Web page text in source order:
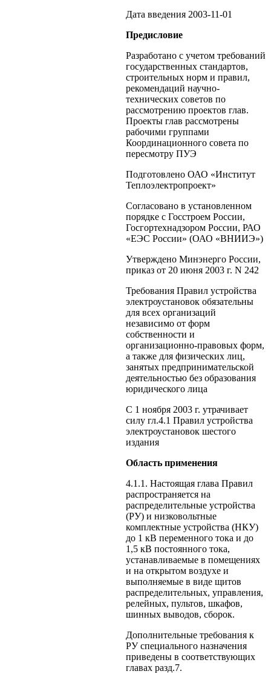
Дата введения 2003-11-01
Предисловие
Разработано с учетом требований
государственных стандартов,
строительных норм и правил,
рекомендаций научно-
технических советов по
рассмотрению проектов глав.
Проекты глав рассмотрены
рабочими группами
Координационного совета по
пересмотру ПУЭ
Подготовлено ОАО «Институт
Теплоэлектропроект»
Согласовано в установленном
порядке с Госстроем России,
Госгортехнадзором России, РАО
«ЕЭС России» (ОАО «ВНИИЭ»)
Утверждено Минэнерго России,
приказ от 20 июня 2003 г. N 242
Требования Правил устройства
электроустановок обязательны
для всех организаций
независимо от форм
собственности и
организационно-правовых форм,
а также для физических лиц,
занятых предпринимательской
деятельностью без образования
юридического лица
С 1 ноября 2003 г. утрачивает
силу гл.4.1 Правил устройства
электроустановок шестого
издания
Область применения
4.1.1. Настоящая глава Правил
распространяется на
распределительные устройства
(РУ) и низковольтные
комплектные устройства (НКУ)
до 1 кВ переменного тока и до
1,5 кВ постоянного тока,
устанавливаемые в помещениях
и на открытом воздухе и
выполняемые в виде щитов
распределительных, управления,
релейных, пультов, шкафов,
шинных выводов, сборок.
Дополнительные требования к
РУ специального назначения
приведены в соответствующих
главах разд.7.